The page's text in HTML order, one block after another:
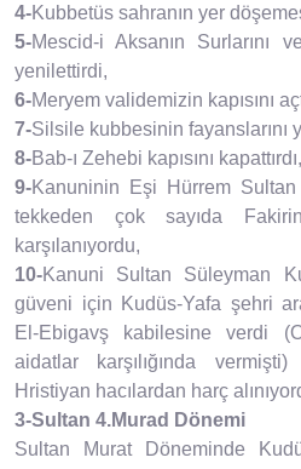
4-Kubbetüs sahranın yer
5-Mescid-i Aksanın Surlarını
yenilettirdi,
6-Meryem validemizin kapısını
7-Silsile kubbesinin fayanslarını
8-Bab-ı Zehebi kapısını kapattırdı,
9-Kanuninin Eşi Hürrem
tekkeden çok sayıda
karşılanıyordu,
10-Kanuni Sultan Süleyman
güveni için Kudüs-Yafa şehri
El-Ebigavş kabilesine verdi
aidatlar karşılığında
Hristiyan hacılardan harç
3-Sultan 4.Murad Dönemi
Sultan Murat Döneminde